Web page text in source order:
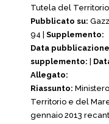
Tutela del Territorio
Pubblicato su:
94 | Supplemento:
Data
supplemento:
Allegato:
Riassunto:
Territorio e del
gennaio 2013